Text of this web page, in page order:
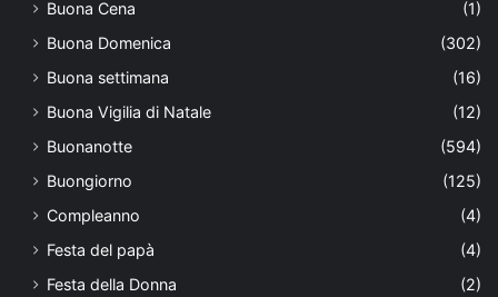
Buona Cena
(1)
Buona Domenica
(302)
Buona settimana
(16)
Buona Vigilia di Natale
(12)
Buonanotte
(594)
Buongiorno
(125)
Compleanno
(4)
Festa del papà
(4)
Festa della Donna
(2)